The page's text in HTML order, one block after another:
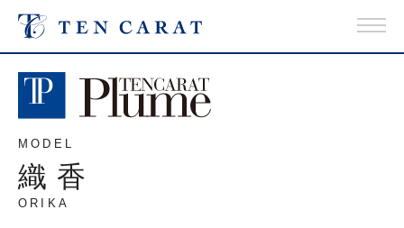
MODEL
織香
ORIKA